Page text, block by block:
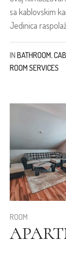
sa kablovskim
Jedinica
IN BATHROOM,
ROOM SERVICES
ROOM